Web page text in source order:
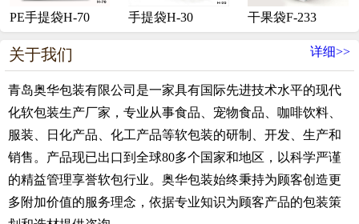
PE手提袋H-70 手提袋H-30 干果袋F-233
关于我们 详细>>
青岛奥华包装有限公司是一家具有国际先进技术水平的现代
化软包装生产厂家，专业从事食品、宠物食品、咖啡饮料、
服装、日化产品、化工产品等软包装的研制、开发、生产和
销售。产品现已出口到全球80多个国家和地区，以科学严谨
的精益管理享誉软包行业。奥华包装始终秉持为顾客创造更
多附加价值的服务理念，依据专业知识为顾客产品的包装策